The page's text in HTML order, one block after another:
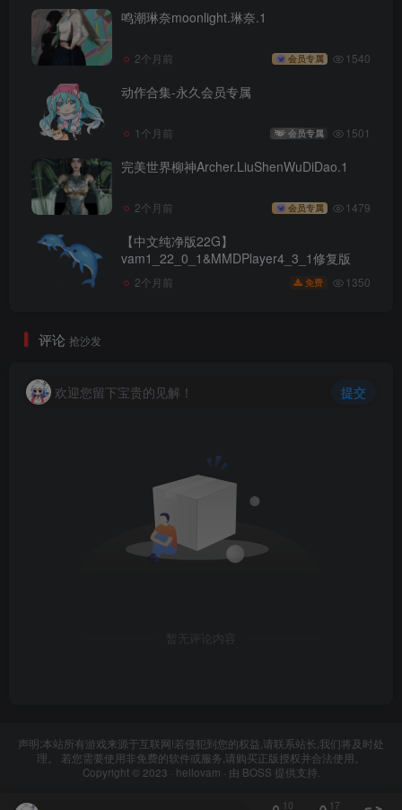
鸣潮琳奈moonlight.琳奈.1
2个月前 会员专属 1540
动作合集-永久会员专属
1个月前 会员专属 1501
完美世界柳神Archer.LiuShenWuDiDao.1
2个月前 会员专属 1479
【中文纯净版22G】
vam1_22_0_1&MMDPlayer4_3_1修复版
2个月前 免费 1350
评论 抢沙发
欢迎您留下宝贵的见解！ 提交
暂无评论内容
声明:本站所有游戏来源于互联网!若侵犯到您的权益,请联系站长,我们将及时处
理。 若您需要使用非免费的软件或服务,请购买正版授权并合法使用。
Copyright © 2023 · hellovam · 由 BOSS 提供支持.
10 17